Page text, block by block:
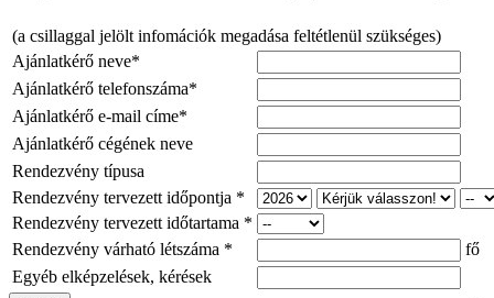
(a csillaggal jelölt infomációk megadása feltétlenül szükséges)
Ajánlatkérő neve*
Ajánlatkérő telefonszáma*
Ajánlatkérő e-mail címe*
Ajánlatkérő cégének neve
Rendezvény típusa
Rendezvény tervezett időpontja *
Rendezvény tervezett időtartama *
Rendezvény várható létszáma *
fő
Egyéb elképzelések, kérések